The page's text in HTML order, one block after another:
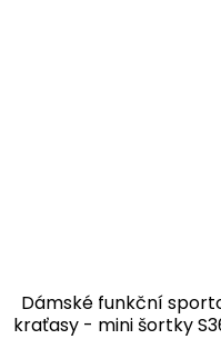
Dámské funkční
kraťasy - mini šortky